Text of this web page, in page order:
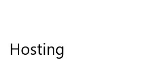
Hosting